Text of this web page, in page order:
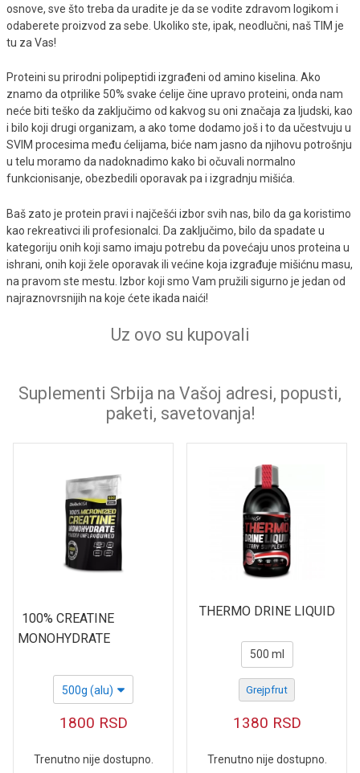
osnove, sve što treba da uradite je da se vodite zdravom logikom i
odaberete proizvod za sebe. Ukoliko ste, ipak, neodlučni, naš TIM je
tu za Vas!
Proteini su prirodni polipeptidi izgrađeni od amino kiselina. Ako
znamo da otprilike 50% svake ćelije čine upravo proteini, onda nam
neće biti teško da zaključimo od kakvog su oni značaja za ljudski, kao
i bilo koji drugi organizam, a ako tome dodamo još i to da učestvuju u
SVIM procesima među ćelijama, biće nam jasno da njihovu potrošnju
u telu moramo da nadoknadimo kako bi očuvali normalno
funkcionisanje, obezbedili oporavak pa i izgradnju mišića.
Baš zato je protein pravi i najčešći izbor svih nas, bilo da ga koristimo
kao rekreativci ili profesionalci. Da zaključimo, bilo da spadate u
kategoriju onih koji samo imaju potrebu da povećaju unos proteina u
ishrani, onih koji žele oporavak ili većine koja izgrađuje mišićnu masu,
na pravom ste mestu. Izbor koji smo Vam pružili sigurno je jedan od
najraznovrsnijih na koje ćete ikada naići!
Uz ovo su kupovali
Suplementi Srbija na Vašoj adresi, popusti,
paketi, savetovanja!
100% CREATINE
MONOHYDRATE
500g (alu)
1800 RSD
Trenutno nije dostupno.
THERMO DRINE LIQUID
500 ml
Grejpfrut
1380 RSD
Trenutno nije dostupno.